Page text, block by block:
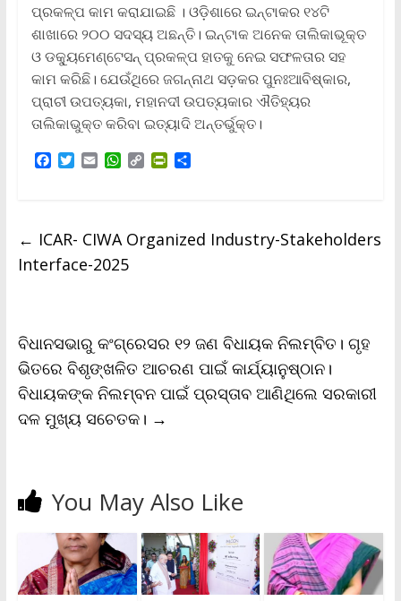
ପ୍ରକଳ୍ପ କାମ କରାଯାଇଛି । ଓଡ଼ିଶାରେ ଇନ୍‌ଟାକର ୧୪ଟି
ଶାଖାରେ ୨୦୦ ସଦସ୍ୟ ଅଛନ୍ତି। ଇନ୍‌ଟାକ ଅନେକ ତାଲିକାଭୂକ୍ତ
ଓ ଡକ୍ୟୁମେଣ୍ଟେସନ୍ ପ୍ରକଳ୍ପ ହାତକୁ ନେଇ ସଫଳତାର ସହ
କାମ କରିଛି। ଯେଉଁଥିରେ ଜଗନ୍ନାଥ ସଡ଼କର ପୁନଃଆବିଷ୍କାର,
ପ୍ରାଚୀ ଉପତ୍ୟକା, ମହାନଦୀ ଉପତ୍ୟକାର ଐତିହ୍ୟର
ତାଲିକାଭୁକ୍ତ କରିବା ଇତ୍ୟାଦି ଅନ୍ତର୍ଭୁକ୍ତ।
F
o
o
k
T
e
r
E
W
A
p
p
C
i
P
F
l
y
S
← ICAR- CIWA Organized Industry-Stakeholders
Interface-2025
ବିଧାନସଭାରୁ କଂଗ୍ରେସର ୧୨ ଜଣ ବିଧାୟକ ନିଲମ୍ବିତ। ଗୃହ
ଭିତରେ ବିଶୃଙ୍ଖଳିତ ଆଚରଣ ପାଇଁ କାର୍ଯ୍ୟାନୁଷ୍ଠାନ।
ବିଧାୟକଙ୍କ ନିଲମ୍ବନ ପାଇଁ ପ୍ରସ୍ତାବ ଆଣିଥିଲେ ସରକାରୀ
ଦଳ ମୁଖ୍ୟ ସଚେତକ। →
You May Also Like